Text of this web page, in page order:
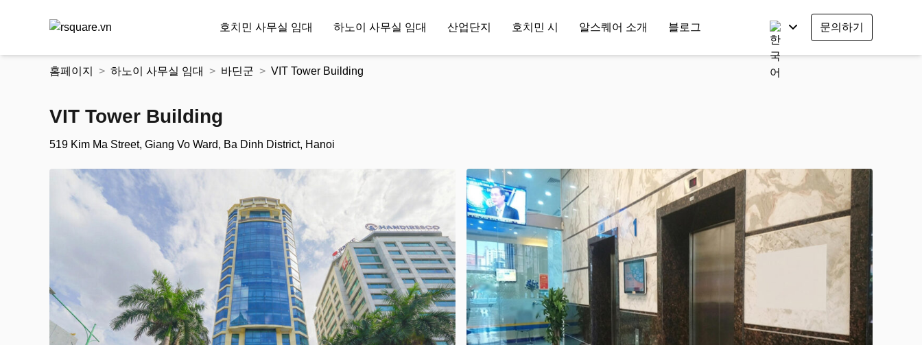
호치민 사무실 임대 하노이 사무실 임대 산업단지 호치민 시 알스퀘어 소개 블로그 문의하기
홈페이지 하노이 사무실 임대 바딘군 VIT Tower Building
VIT Tower Building
519 Kim Ma Street, Giang Vo Ward, Ba Dinh District, Hanoi